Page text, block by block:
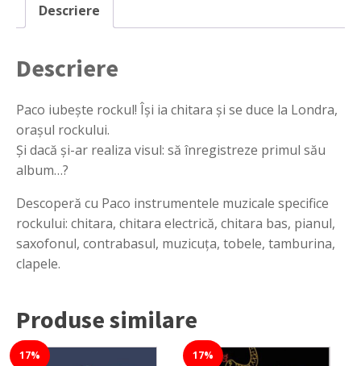
Descriere
Descriere
Paco iubește rockul! Își ia chitara și se duce la Londra,
orașul rockului.
Și dacă și-ar realiza visul: să înregistreze primul său
album…?
Descoperă cu Paco instrumentele muzicale specifice
rockului: chitara, chitara electrică, chitara bas, pianul,
saxofonul, contrabasul, muzicuța, tobele, tamburina,
clapele.
Produse similare
17% 17%